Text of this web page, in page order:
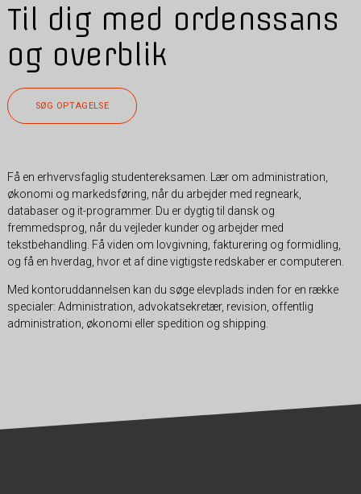
Til dig med ordenssans
og overblik
SØG OPTAGELSE
Få en erhvervsfaglig studentereksamen. Lær om administration,
økonomi og markedsføring, når du arbejder med regneark,
databaser og it-programmer. Du er dygtig til dansk og
fremmedsprog, når du vejleder kunder og arbejder med
tekstbehandling. Få viden om lovgivning, fakturering og formidling,
og få en hverdag, hvor et af dine vigtigste redskaber er computeren.
Med kontoruddannelsen kan du søge elevplads inden for en række
specialer: Administration, advokatsekretær, revision, offentlig
administration, økonomi eller spedition og shipping.